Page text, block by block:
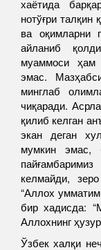
хаётида
нотўғри талқин
ва оқимларни
айланиб
муаммоси ҳам
эмас.
минглаб
чиқаради.
қилиб келган
экан деган
мумкин эмас,
келмайди,
“Аллох
бир хадисда:
Аллохнинг
Ўзбек халқи